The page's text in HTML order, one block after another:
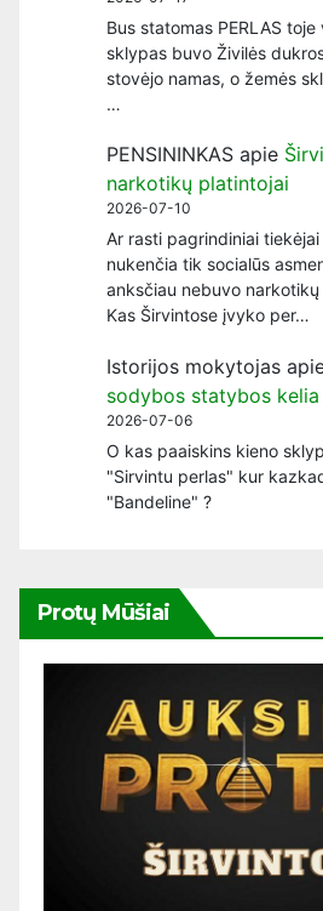
Bus statomas PERLAS
sklypas buvo Živilės
stovėjo namas, o žemės
…
PENSININKAS apie
narkotikų platintojai
2026-07-10
Ar rasti pagrindiniai
nukenčia tik socialūs
anksčiau nebuvo
Kas Širvintose įvyko per…
Istorijos mokytojas
sodybos statybos kelia
2026-07-06
O kas paaiskins kieno
"Sirvintu perlas" kur
"Bandeline" ?
Protų Mūšiai